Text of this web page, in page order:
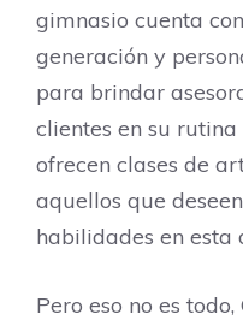
gimnasio cuenta
generación y
para brindar
clientes en su
ofrecen clases de
aquellos que
habilidades en esta
Pero eso no es